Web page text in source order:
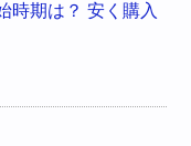
時期は？ 安く購入